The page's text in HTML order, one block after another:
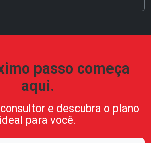
passo começa
aqui.
e descubra o plano
ideal para você.